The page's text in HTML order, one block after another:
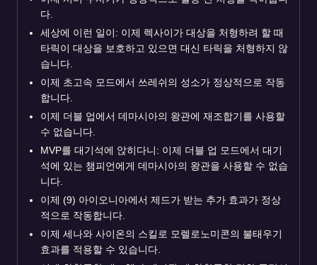
다.
세상에 이런 일이: 이제 렉사이가 대상을 처형하려 할 때
타릭이 대상을 보호하고 있으면 대신 타릭을 처형하지 않
습니다.
이제 초고속 모드에서 쓰레쉬의 성소가 정상적으로 작동
합니다.
이제 더블 업에서 데마시아의 왕관에 재조합기를 사용할
수 없습니다.
MVP를 대기석에 앉히다니: 이제 더블 업 모드에서 대기
석에 있는 챔피언에게 데마시아의 왕관을 사용할 수 없습
니다.
이제 (9) 아이오니아에서 제드가 받는 추가 효과가 정상
적으로 작동합니다.
이제 세나와 사이온의 스킬로 모렐로노미콘의 불태우기
효과를 적용할 수 있습니다.